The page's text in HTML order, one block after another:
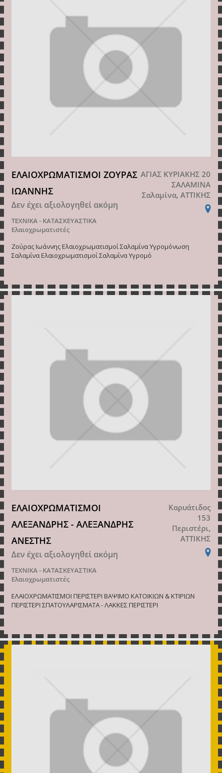
ΕΛΑΙΟΧΡΩΜΑΤΙΣΜΟΙ ΖΟΥΡΑΣ
ΙΩΑΝΝΗΣ
Δεν έχει αξιολογηθεί ακόμη
ΤΕΧΝΙΚΑ - ΚΑΤΑΣΚΕΥΑΣΤΙΚΑ
Ελαιοχρωματιστές
ΑΓΙΑΣ ΚΥΡΙΑΚΗΣ 20
ΣΑΛΑΜΙΝΑ
Σαλαμίνα, ΑΤΤΙΚΗΣ
Ζούρας Ιωάννης Ελαιοχρωματισμοί Σαλαμίνα Υγρομόνωση
Σαλαμίνα Ελαιοχρωματισμοί Σαλαμίνα Υγρομό
ΕΛΑΙΟΧΡΩΜΑΤΙΣΜΟΙ
ΑΛΕΞΑΝΔΡΗΣ - ΑΛΕΞΑΝΔΡΗΣ
ΑΝΕΣΤΗΣ
Δεν έχει αξιολογηθεί ακόμη
ΤΕΧΝΙΚΑ - ΚΑΤΑΣΚΕΥΑΣΤΙΚΑ
Ελαιοχρωματιστές
Καρυάτιδος
153
Περιστέρι,
ΑΤΤΙΚΗΣ
ΕΛΑΙΟΧΡΩΜΑΤΙΣΜΟΙ ΠΕΡΙΣΤΕΡΙ ΒΑΨΙΜΟ ΚΑΤΟΙΚΙΩΝ & ΚΤΙΡΙΩΝ
ΠΕΡΙΣΤΕΡΙ ΣΠΑΤΟΥΛΑΡΙΣΜΑΤΑ - ΛΑΚΚΕΣ ΠΕΡΙΣΤΕΡΙ